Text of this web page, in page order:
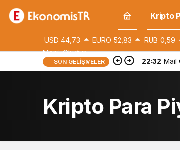
Kripto
USD 44,73 EURO 52,83 RUB 0,59
Menü Oluştur
SON GELIŞMELER 22:32 Mail
Kripto Para